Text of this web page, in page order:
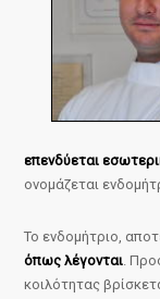
επενδύεται
ονομάζεται
Το ενδομήτριο,
όπως λέγονται.
κοιλότητας